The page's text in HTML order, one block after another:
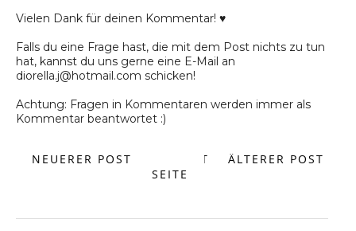
Vielen Dank für deinen Kommentar! ♥
Falls du eine Frage hast, die mit dem Post nichts zu tun
hat, kannst du uns gerne eine E-Mail an
diorella.j@hotmail.com schicken!
Achtung: Fragen in Kommentaren werden immer als
Kommentar beantwortet :)
NEUERER POST ÄLTERER POST
START
SEITE